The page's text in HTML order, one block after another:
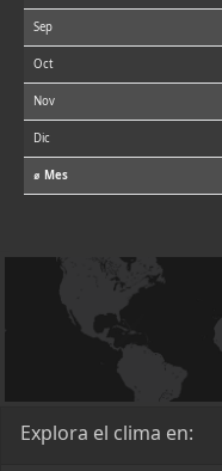
Sep
Oct
Nov
Dic
⌀ Mes
Explora el clima en: